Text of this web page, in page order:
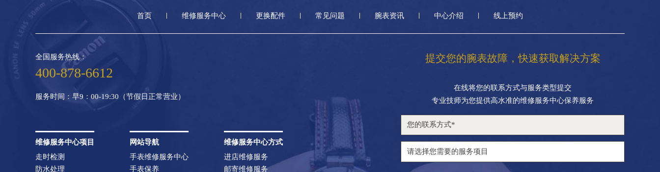
首页 维修服务中心 更换配件 常见问题 腕表资讯 中心介绍 线上预约
提交您的腕表故障，快速获取解决方案
在线将您的联系方式与服务类型提交
专业技师为您提供高水准的维修服务中心保养服务
全国服务热线：
400-878-6612
服务时间：早9：00-19:30（节假日正常营业）
维修服务中心项目
走时检测
防水处理
网站导航
手表维修服务中心
手表保养
维修服务中心方式
进店维修服务
邮寄维修服务